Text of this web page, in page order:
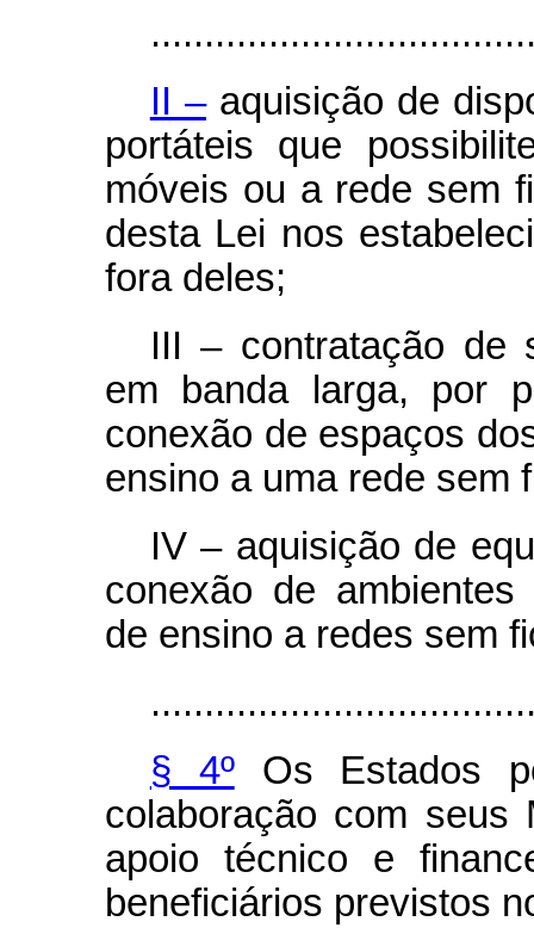
II –aquisição de
portáteis que
móveis ou a rede sem
desta Lei nos
fora deles;
III – contratação de
em banda larga, por
conexão de espaços
ensino a uma rede sem
IV – aquisição de
conexão de
de ensino a redes sem
§ 4ºOs Estados
colaboração com seus
apoio técnico e
beneficiários previstos